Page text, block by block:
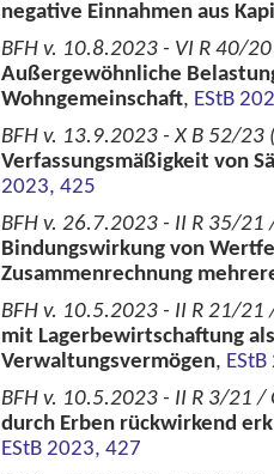
negative Einnahmen aus
BFH v. 10.8.2023 - VI R 40/
Außergewöhnliche
Wohngemeinschaft, EStB
BFH v. 13.9.2023 - X B 52/
Verfassungsmäßigkeit von
2023, 425
BFH v. 26.7.2023 - II R 35/
Bindungswirkung von
Zusammenrechnung
BFH v. 10.5.2023 - II R 21/
mit Lagerbewirtschaftung
Verwaltungsvermögen,
BFH v. 10.5.2023 - II R 3/21
durch Erben rückwirkend
EStB 2023, 427